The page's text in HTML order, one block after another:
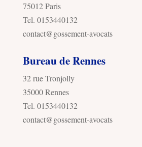
75012 Paris
Tel. 0153440132
contact@gossement-avocats
Bureau de Rennes
32 rue Tronjolly
35000 Rennes
Tel. 0153440132
contact@gossement-avocats